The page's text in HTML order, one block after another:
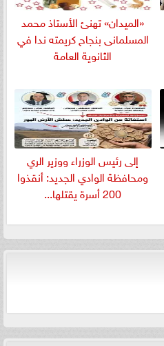
«الميدان» تهنئ الأستاذ محمد
المسلمانى بنجاح كريمته ندا في
الثانوية العامة
إلى رئيس الوزراء ووزير الري
ومحافظة الوادي الجديد: أنقذوا
200 أسرة يقتلها...